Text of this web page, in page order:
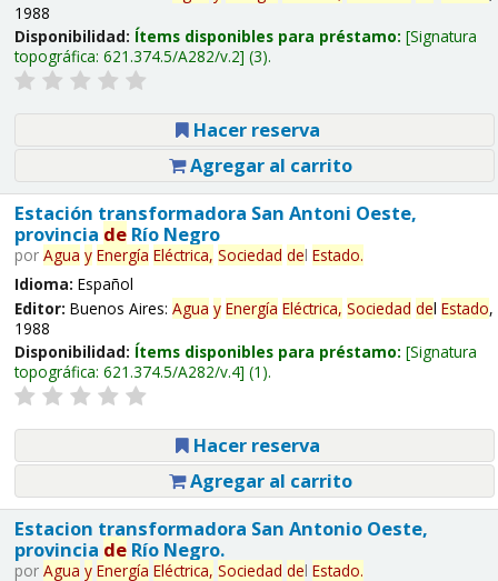
1988
Disponibilidad: Ítems disponibles para préstamo: Signatura
topográfica: 621.374.5/A282/v.2 (3).
Hacer reserva
Agregar al carrito
Estación transformadora San Antoni Oeste,
provincia deRío Negro
por Agua y Energía Eléctrica, Sociedad del Estado.
Idioma: Español
Editor: Buenos Aires: Agua y Energía Eléctrica, Sociedad del Estado,
1988
Disponibilidad: Ítems disponibles para préstamo: Signatura
topográfica: 621.374.5/A282/v.4 (1).
Hacer reserva
Agregar al carrito
Estacion transformadora San Antonio Oeste,
provincia deRío Negro.
por Agua y Energía Eléctrica, Sociedad del Estado.